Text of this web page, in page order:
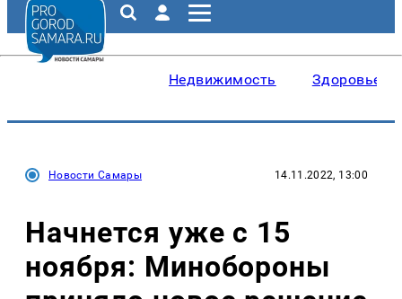
Недвижимость Здоровье
Новости Самары 14.11.2022, 13:00
Начнется уже с 15
ноября: Минобороны